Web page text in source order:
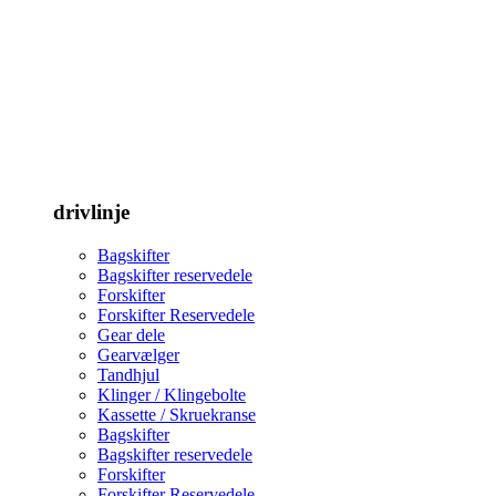
drivlinje
Bagskifter
Bagskifter reservedele
Forskifter
Forskifter Reservedele
Gear dele
Gearvælger
Tandhjul
Klinger / Klingebolte
Kassette / Skruekranse
Bagskifter
Bagskifter reservedele
Forskifter